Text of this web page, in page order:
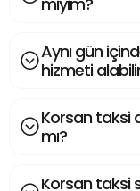
Aynı gün
hizmeti
Korsan taksi
mı?
Korsan taksi